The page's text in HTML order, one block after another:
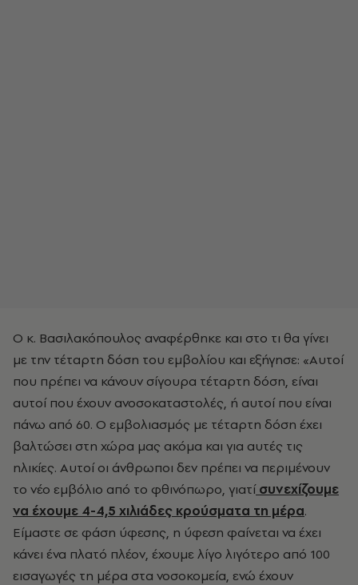
Ο κ. Βασιλακόπουλος αναφέρθηκε και στο τι θα γίνει
με την τέταρτη δόση του εμβολίου και εξήγησε: «Αυτοί
που πρέπει να κάνουν σίγουρα τέταρτη δόση, είναι
αυτοί που έχουν ανοσοκαταστολές, ή αυτοί που είναι
πάνω από 60. Ο εμβολιασμός με τέταρτη δόση έχει
βαλτώσει στη χώρα μας ακόμα και για αυτές τις
ηλικίες. Αυτοί οι άνθρωποι δεν πρέπει να περιμένουν
το νέο εμβόλιο από το φθινόπωρο, γιατίσυνεχίζουμε
να έχουμε 4-4,5 χιλιάδες κρούσματα τη μέρα.
Είμαστε σε φάση ύφεσης, η ύφεση φαίνεται να έχει
κάνει ένα πλατό πλέον, έχουμε λίγο λιγότερο από 100
εισαγωγές τη μέρα στα νοσοκομεία, ενώ έχουν